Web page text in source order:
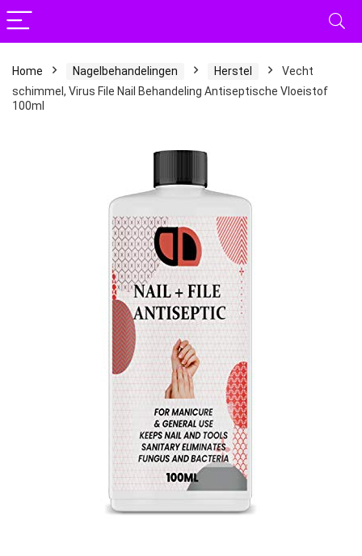
Home Nagelbehandelingen Herstel
Vecht
schimmel, Virus File Nail Behandeling Antiseptische Vloeistof
100ml